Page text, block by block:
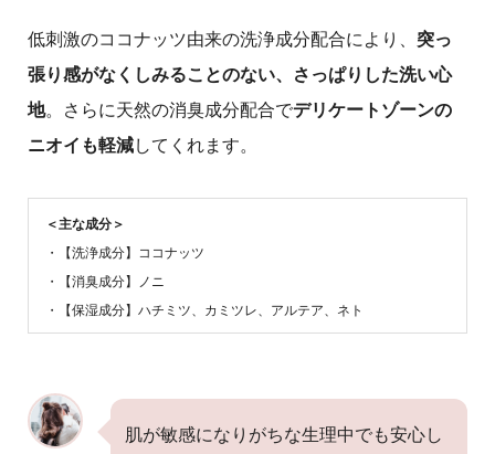
低刺激のココナッツ由来の洗浄成分配合により、 突っ
張り感がなくしみることのない、
さっぱりした洗い心
地。さらに天然の消臭成分配合でデリケートゾーンの
ニオイも軽減してくれます。
＜主な成分＞
・【洗浄成分】ココナッツ
・【消臭成分】ノニ
・【保湿成分】ハチミツ、カミツレ、アルテア、ネト
肌が敏感になりがちな生理中でも安心し